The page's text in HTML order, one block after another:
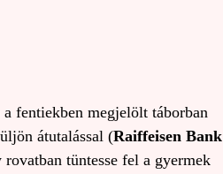
fentiekben megjelölt táborban
átutalással (Raiffeisen Bank
tüntesse fel a gyermek